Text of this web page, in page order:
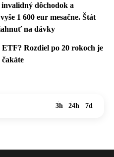
dôchodok a
1 600 eur mesačne. Štát
na dávky
ETF? Rozdiel po 20 rokoch je
čakáte
3h 24h 7d